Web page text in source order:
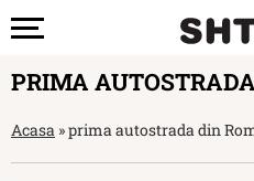
PRIMA
Acasa »prima autostrada din